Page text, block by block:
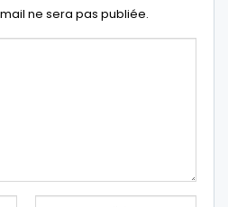
ne sera pas publiée.